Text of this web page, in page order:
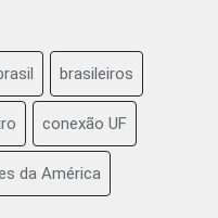
brasileiros
conexão UF
da América